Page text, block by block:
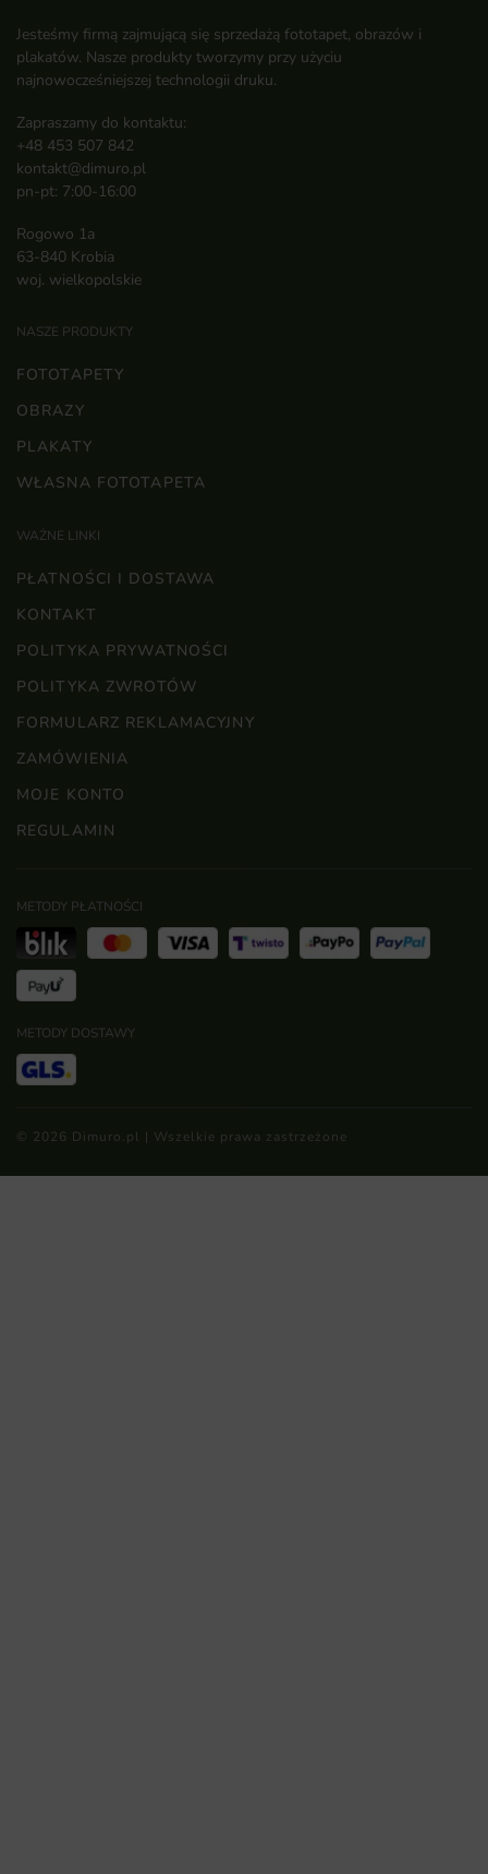
Jesteśmy firmą zajmującą się sprzedażą fototapet, obrazów i
plakatów. Nasze produkty tworzymy przy użyciu
najnowocześniejszej technologii druku.
Zapraszamy do kontaktu:
+48 453 507 842
kontakt@dimuro.pl
pn-pt: 7:00-16:00
Rogowo 1a
63-840 Krobia
woj. wielkopolskie
NASZE PRODUKTY
FOTOTAPETY
OBRAZY
PLAKATY
WŁASNA FOTOTAPETA
WAŻNE LINKI
PŁATNOŚCI I DOSTAWA
KONTAKT
POLITYKA PRYWATNOŚCI
POLITYKA ZWROTÓW
FORMULARZ REKLAMACYJNY
ZAMÓWIENIA
MOJE KONTO
REGULAMIN
METODY PŁATNOŚCI
METODY DOSTAWY
© 2026 Dimuro.pl | Wszelkie prawa zastrzeżone